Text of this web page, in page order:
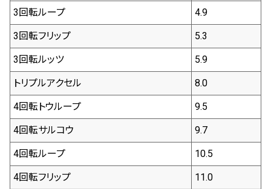
3回転ループ 4.9
3回転フリップ 5.3
3回転ルッツ 5.9
トリプルアクセル 8.0
4回転トウループ 9.5
4回転サルコウ 9.7
4回転ループ 10.5
4回転フリップ 11.0